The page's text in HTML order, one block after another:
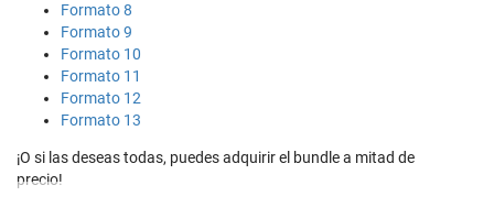
Formato 8
Formato 9
Formato 10
Formato 11
Formato 12
Formato 13
¡O si las deseas todas, puedes adquirir el bundle a mitad de
precio!